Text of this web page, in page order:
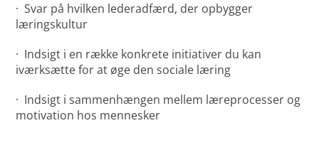
· Svar på hvilken lederadfærd, der opbygger
læringskultur
· Indsigt i en række konkrete initiativer du kan
iværksætte for at øge den sociale læring
· Indsigt i sammenhængen mellem læreprocesser og
motivation hos mennesker